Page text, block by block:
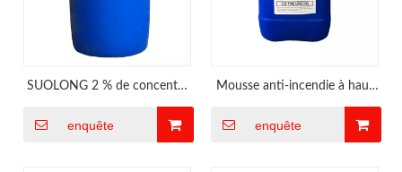
SUOLONG 2 % de concentré
foisonnement pour la salle des
enquête
Mousse anti-incendie à haut
foisonnement 25 L à 3 %
enquête